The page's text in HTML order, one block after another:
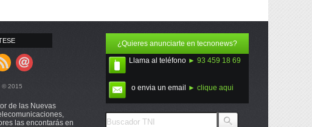
© 2015
de las Nuevas
las encontarás en
¿Quieres anunciarte en tecnonews?
Llama al teléfono ► 93 459 18 69
o envia un email ► clique aqui